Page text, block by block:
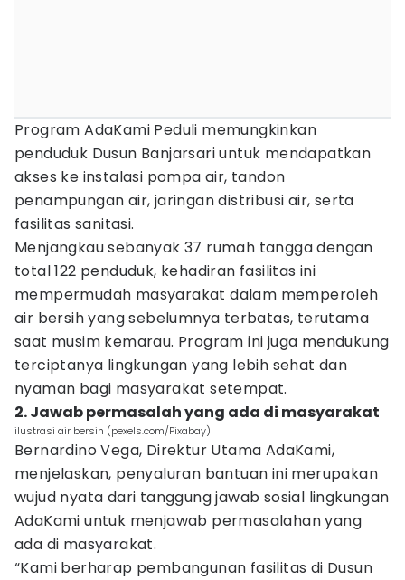
Program AdaKami Peduli memungkinkan
penduduk Dusun Banjarsari untuk mendapatkan
akses ke instalasi pompa air, tandon
penampungan air, jaringan distribusi air, serta
fasilitas sanitasi.
Menjangkau sebanyak 37 rumah tangga dengan
total 122 penduduk, kehadiran fasilitas ini
mempermudah masyarakat dalam memperoleh
air bersih yang sebelumnya terbatas, terutama
saat musim kemarau. Program ini juga mendukung
terciptanya lingkungan yang lebih sehat dan
nyaman bagi masyarakat setempat.
2. Jawab permasalah yang ada di masyarakat
ilustrasi air bersih (pexels.com/Pixabay)
Bernardino Vega, Direktur Utama AdaKami,
menjelaskan, penyaluran bantuan ini merupakan
wujud nyata dari tanggung jawab sosial lingkungan
AdaKami untuk menjawab permasalahan yang
ada di masyarakat.
“Kami berharap pembangunan fasilitas di Dusun